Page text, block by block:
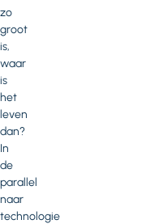
zo
groot
is,
waar
is
het
leven
dan?
In
de
parallel
naar
technologie